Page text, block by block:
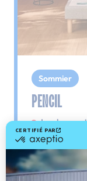
Sommier
PENCIL
Le plus :
Grâce à ses
Pencil vous
épaules, le
lattes, vous